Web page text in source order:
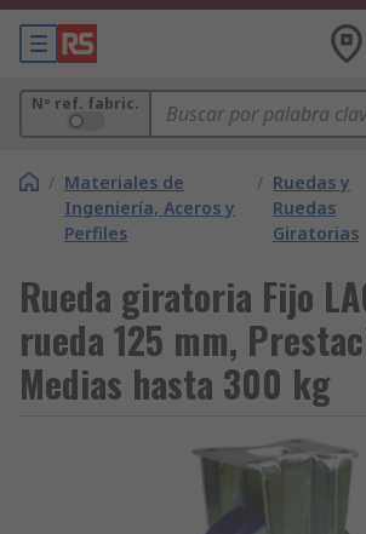
Nº ref. fabric.
/ Materiales de
Ingeniería, Aceros y
Perfiles
/ Ruedas y
Ruedas
Giratorias
Rueda giratoria Fijo
rueda 125 mm,
Medias hasta 300 kg